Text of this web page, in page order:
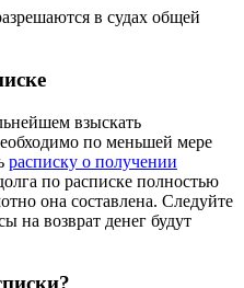
в судах общей
взыскать
по меньшей мере
расписку о получении
по расписке полностью
она составлена. Следуйте
на возврат денег будут